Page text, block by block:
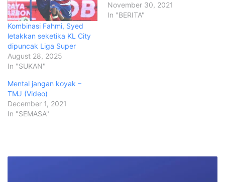
Kombinasi Fahmi, Syed
letakkan seketika KL City
dipuncak Liga Super
August 28, 2025
In "SUKAN"
November 30, 2021
In "BERITA"
Mental jangan koyak –
TMJ (Video)
December 1, 2021
In "SEMASA"